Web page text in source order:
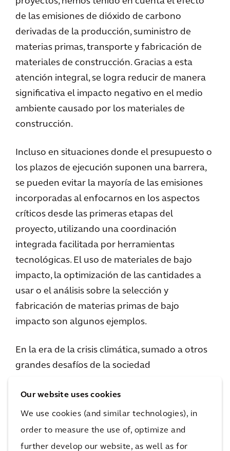
Our website uses cookies
We use cookies (and similar technologies), in
order to measure the use of, optimize and
further develop our website, as well as for
de las emisiones de dióxido de carbono
derivadas de la producción, suministro de
materias primas, transporte y fabricación de
materiales de construcción. Gracias a esta
atención integral, se logra reducir de manera
significativa el impacto negativo en el medio
ambiente causado por los materiales de
construcción.
Incluso en situaciones donde el presupuesto o
los plazos de ejecución suponen una barrera,
se pueden evitar la mayoría de las emisiones
incorporadas al enfocarnos en los aspectos
críticos desde las primeras etapas del
proyecto, utilizando una coordinación
integrada facilitada por herramientas
tecnológicas. El uso de materiales de bajo
impacto, la optimización de las cantidades a
usar o el análisis sobre la selección y
fabricación de materias primas de bajo
impacto son algunos ejemplos.
En la era de la crisis climática, sumado a otros
grandes desafíos de la sociedad
es solo una opción. Es una obligación. Y para
eso, el diseño innovador es un motor de
cambio, con el potencial de generar valor y
beneficio para los clientes y comunidades,